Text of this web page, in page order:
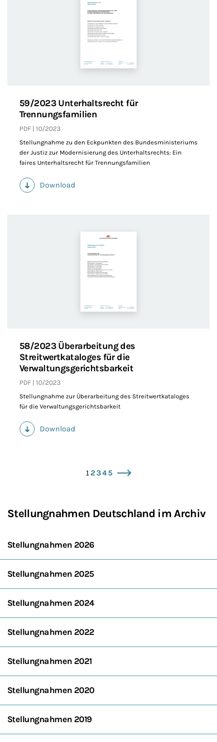
59/2023 Unterhaltsrecht für
Trennungsfamilien
PDF 10/2023
Stellungnahme zu den Eckpunkten des Bundesministeriums
der Justiz zur Modernisierung des Unterhaltsrechts: Ein
faires Unterhaltsrecht für Trennungsfamilien
Download
(PDF)
58/2023 Überarbeitung des
Streitwertkataloges für die
Verwaltungsgerichtsbarkeit
PDF 10/2023
Stellungnahme zur Überarbeitung des Streitwertkataloges
für die Verwaltungsgerichtsbarkeit
Download
(PDF)
1234 5 vor
Stellungnahmen Deutschland im Archiv
Stellungnahmen 2026
Stellungnahmen 2025
Stellungnahmen 2024
Stellungnahmen 2022
Stellungnahmen 2021
Stellungnahmen 2020
Stellungnahmen 2019